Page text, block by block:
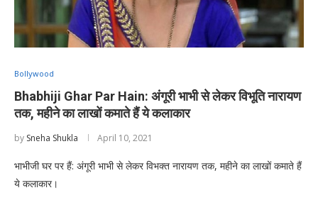
Bollywood
Bhabhiji Ghar Par Hain: अंगूरी भाभी से लेकर विभूति नारायण
तक, महीने का लाखों कमाते हैं ये कलाकार
by Sneha Shukla April 10, 2021
भाभीजी घर पर हैं: अंगूरी भाभी से लेकर विभक्त नारायण तक, महीने का लाखों कमाते हैं
ये कलाकार।